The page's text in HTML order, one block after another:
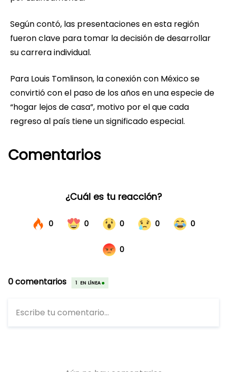
Según contó, las presentaciones en esta región
fueron clave para tomar la decisión de desarrollar
su carrera individual.
Para Louis Tomlinson, la conexión con México se
convirtió con el paso de los años en una especie de
“hogar lejos de casa”, motivo por el que cada
regreso al país tiene un significado especial.
Comentarios